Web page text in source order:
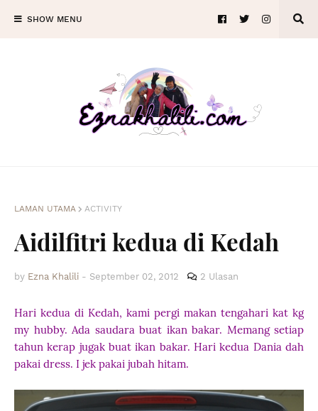
SHOW MENU
LAMAN UTAMA ACTIVITY
Aidilfitri kedua di Kedah
by Ezna Khalili - September 02, 2012 2 Ulasan
Hari kedua di Kedah, kami pergi makan tengahari kat kg
my hubby. Ada saudara buat ikan bakar. Memang setiap
tahun kerap jugak buat ikan bakar. Hari kedua Dania dah
pakai dress. I jek pakai jubah hitam.